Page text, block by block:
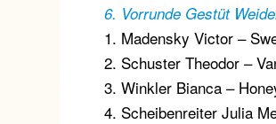
6. Vorrunde Gestüt
1. Madensky Victor –
2. Schuster Theodor –
3. Winkler Bianca –
4. Scheibenreiter Julia